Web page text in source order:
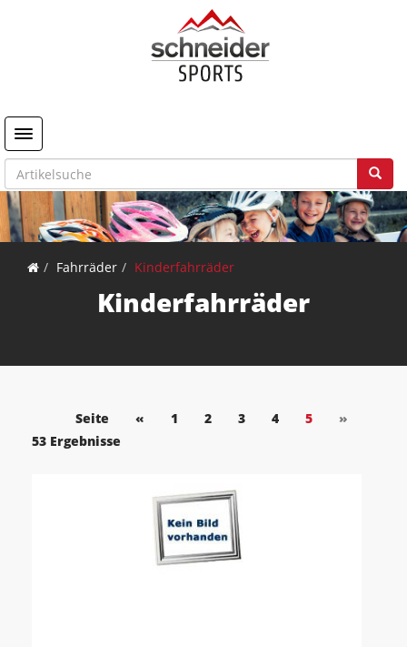
Toggle navigation
Fahrräder Kinderfahrräder
Kinderfahrräder
Seite « 1 2 3 4 5
»
53 Ergebnisse